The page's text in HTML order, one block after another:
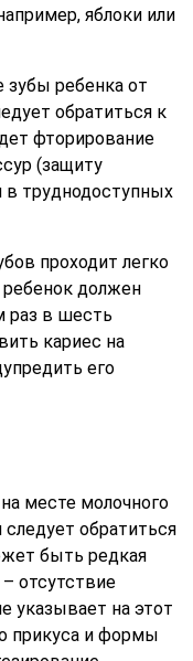
яблоки или
ребенка от
обратиться к
фторирование
(защиту
в труднодоступных
проходит легко
должен
раз в шесть
кариес на
его
месте молочного
обратиться
быть редкая
отсутствие
указывает на этот
прикуса и формы